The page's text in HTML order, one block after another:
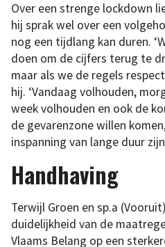
Over een strenge lockdown
hij sprak wel over een
nog een tijdlang kan duren.
doen om de cijfers terug te
maar als we de regels
hij. ‘Vandaag volhouden,
week volhouden en ook de
de gevarenzone willen
inspanning van lange duur
Handhaving
Terwijl Groen en sp.a
duidelijkheid van de
Vlaams Belang op een